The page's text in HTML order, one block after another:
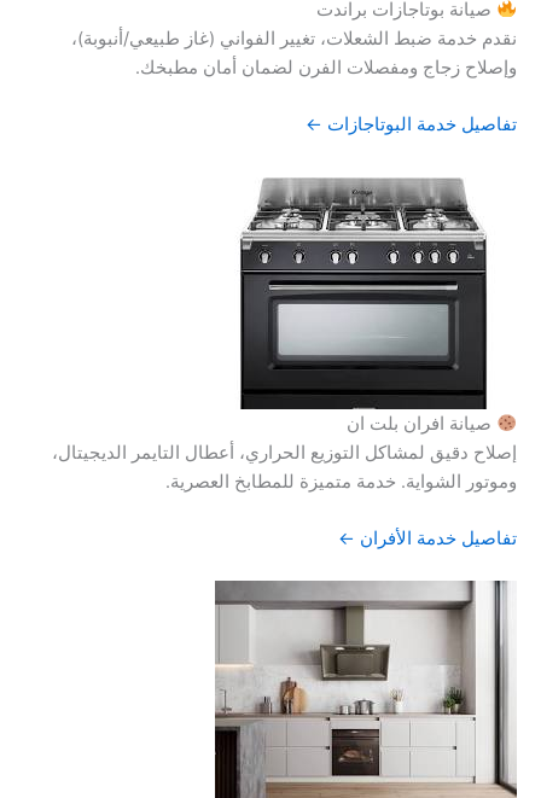
صيانة بوتاجازات براندت
نقدم خدمة ضبط الشعلات، تغيير الفواني (غاز طبيعي/أنبوبة)،
وإصلاح زجاج ومفصلات الفرن لضمان أمان مطبخك.
تفاصيل خدمة البوتاجازات ←
صيانة افران بلت ان
إصلاح دقيق لمشاكل التوزيع الحراري، أعطال التايمر الديجيتال،
وموتور الشواية. خدمة متميزة للمطابخ العصرية.
تفاصيل خدمة الأفران ←